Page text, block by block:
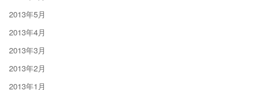
2013年5月
2013年4月
2013年3月
2013年2月
2013年1月